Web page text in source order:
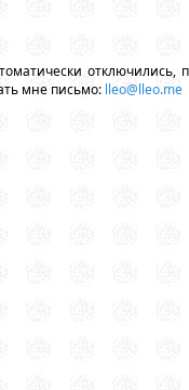
мне письмо: lleo@lleo.me